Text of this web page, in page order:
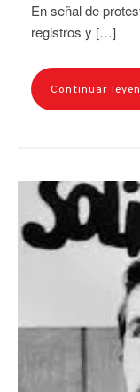
En señal de
registros y […]
Continuar